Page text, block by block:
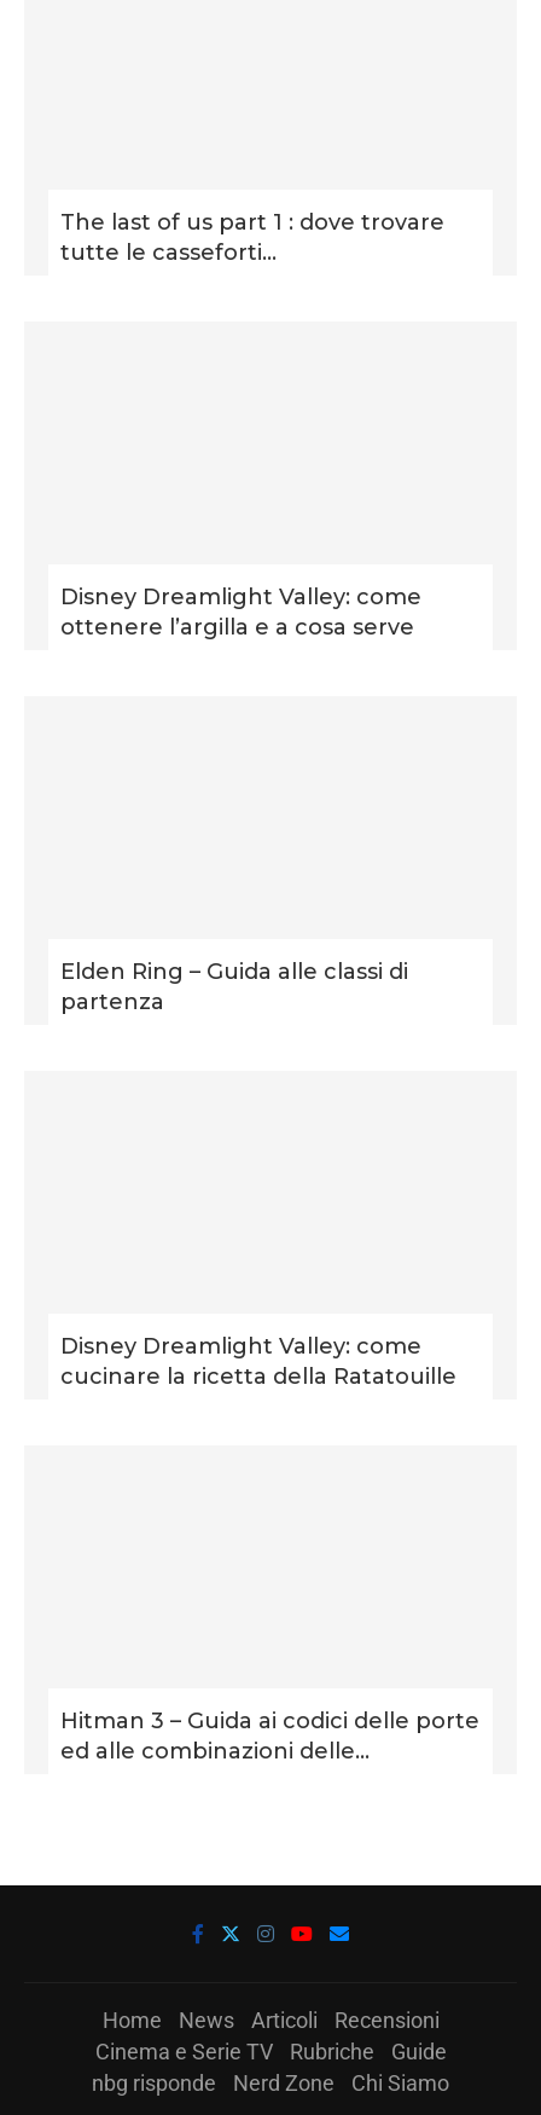
The last of us part 1 : dove trovare
tutte le casseforti...
Disney Dreamlight Valley: come
ottenere l’argilla e a cosa serve
Elden Ring – Guida alle classi di
partenza
Disney Dreamlight Valley: come
cucinare la ricetta della Ratatouille
Hitman 3 – Guida ai codici delle porte
ed alle combinazioni delle...
Home News Articoli
Recensioni
Cinema e Serie TV
Rubriche
Guide
nbg risponde
Nerd Zone Chi Siamo